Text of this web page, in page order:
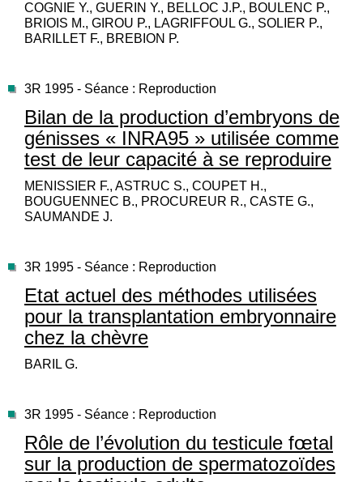
COGNIE Y., GUERIN Y., BELLOC J.P., BOULENC P.,
BRIOIS M., GIROU P., LAGRIFFOUL G., SOLIER P.,
BARILLET F., BREBION P.
3R 1995 - Séance : Reproduction
Bilan de la production d’embryons de
génisses « INRA95 » utilisée comme
test de leur capacité à se reproduire
MENISSIER F., ASTRUC S., COUPET H.,
BOUGUENNEC B., PROCUREUR R., CASTE G.,
SAUMANDE J.
3R 1995 - Séance : Reproduction
Etat actuel des méthodes utilisées
pour la transplantation embryonnaire
chez la chèvre
BARIL G.
3R 1995 - Séance : Reproduction
Rôle de l’évolution du testicule fœtal
sur la production de spermatozoïdes